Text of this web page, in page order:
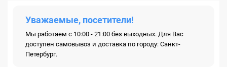
Уважаемые, посетители!
Мы работаем с 10:00 - 21:00 без выходных. Для Вас
доступен самовывоз и доставка по городу: Санкт-
Петербург.